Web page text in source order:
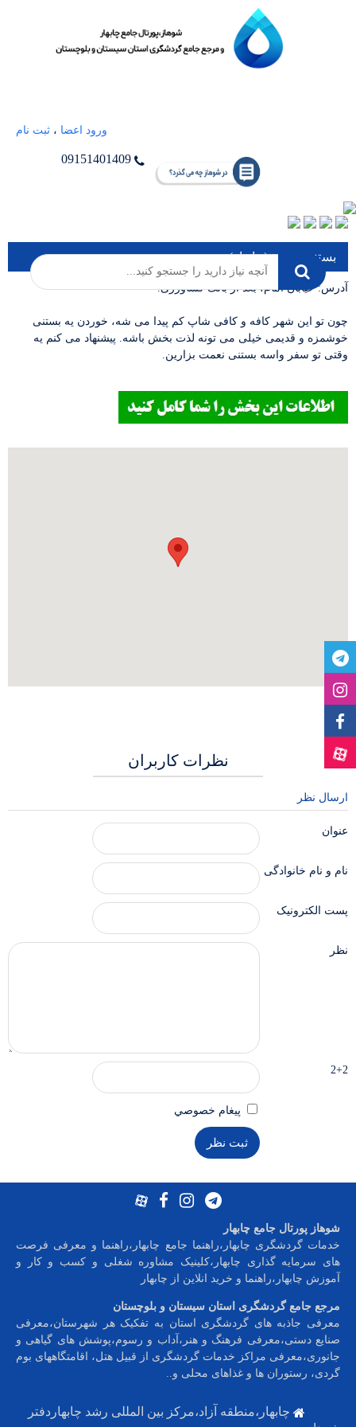
ثبت نام ، ورود اعضا
بستنی نعمت (چابهار)
آدرس: خیابان امام، بعد از بانک کشاورزی.
چون تو این شهر کافه و کافی شاپ کم پیدا می شه، خوردن یه بستنی
خوشمزه و قدیمی خیلی می تونه لذت بخش باشه. پیشنهاد می کنم یه
وقتی تو سفر واسه بستنی نعمت بزارین.
نظرات کاربران
ارسال نظر
عنوان
نام و نام خانوادگی
پست الکترونیک
نظر
2+2
پيغام خصوصي
شوهاز پورتال جامع چابهار
خدمات گردشگری چابهار،راهنما جامع چابهار،راهنما و معرفی فرصت
های سرمایه گذاری چابهار،کلینیک مشاوره شغلی و کسب و کار و
آموزش چابهار،راهنما و خرید انلاین از چابهار
مرجع جامع گردشگری استان سیستان و بلوچستان
معرفی جاذبه های گردشگری استان به تفکیک هر شهرستان،معرفی
صنایع دستی،معرفی فرهنگ و هنر،آداب و رسوم،پوشش های گیاهی و
جانوری،معرفی مراکز خدمات گردشگری از قبیل هتل، اقامتگاههای بوم
گردی، رستوران ها و غذاهای محلی و
چابهار،منطقه آزاد،مرکز بین المللی رشد چابهاردفتر